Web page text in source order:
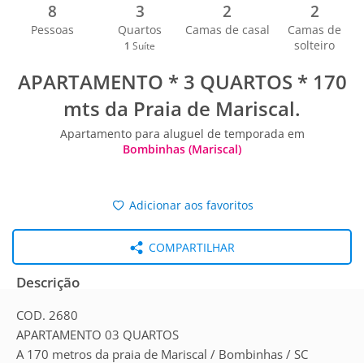
8
Pessoas
3
Quartos
1 Suíte
2
Camas de casal
2
Camas de
solteiro
APARTAMENTO * 3 QUARTOS * 170
mts da Praia de Mariscal.
Apartamento para aluguel de temporada em
Bombinhas (Mariscal)
Adicionar aos favoritos
COMPARTILHAR
Descrição
COD. 2680
APARTAMENTO 03 QUARTOS
A 170 metros da praia de Mariscal / Bombinhas / SC